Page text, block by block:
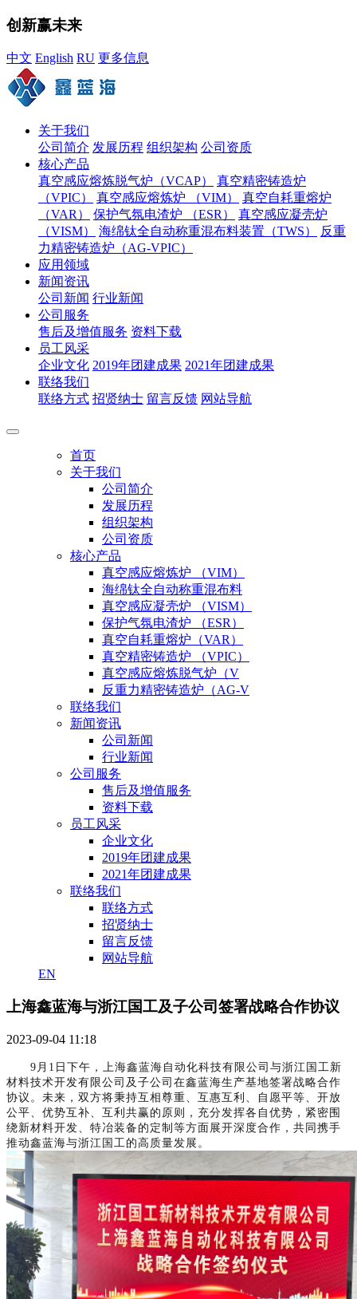
创新赢未来
中文 English RU 更多信息
关于我们
公司简介 发展历程 组织架构 公司资质
核心产品
真空感应熔炼脱气炉（VCAP）
真空精密铸造炉
（VPIC）
真空感应熔炼炉 （VIM）
真空自耗重熔炉
（VAR）
保护气氛电渣炉 （ESR）
真空感应凝壳炉
（VISM）
海绵钛全自动称重混布料装置（TWS）
反重
力精密铸造炉（AG-VPIC）
应用领域
新闻资讯
公司新闻 行业新闻
公司服务
售后及增值服务 资料下载
员工风采
企业文化 2019年团建成果 2021年团建成果
联络我们
联络方式 招贤纳士 留言反馈 网站导航
首页
关于我们
公司简介
发展历程
组织架构
公司资质
核心产品
真空感应熔炼炉 （VIM）
海绵钛全自动称重混布料
真空感应凝壳炉 （VISM）
保护气氛电渣炉 （ESR）
真空自耗重熔炉（VAR）
真空精密铸造炉 （VPIC）
真空感应熔炼脱气炉（V
反重力精密铸造炉（AG-V
联络我们
新闻资讯
公司新闻
行业新闻
公司服务
售后及增值服务
资料下载
员工风采
企业文化
2019年团建成果
2021年团建成果
联络我们
联络方式
招贤纳士
留言反馈
网站导航
EN
上海鑫蓝海与浙江国工及子公司签署战略合作协议
2023-09-04 11:18
9月1日下午，上海鑫蓝海自动化科技有限公司与浙江国工新
材料技术开发有限公司及子公司在鑫蓝海生产基地签署战略合作
协议。未来，双方将秉持互相尊重、互惠互利、自愿平等、开放
公平、优势互补、互利共赢的原则，充分发挥各自优势，紧密围
绕新材料开发、特冶装备的定制等方面展开深度合作，共同携手
推动鑫蓝海与浙江国工的高质量发展。